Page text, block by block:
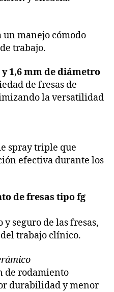
un manejo cómodo
trabajo.
1,6 mm de diámetro
de fresas de
la versatilidad
spray triple que
efectiva durante los
de fresas tipo fg
seguro de las fresas,
trabajo clínico.
de rodamiento
durabilidad y menor